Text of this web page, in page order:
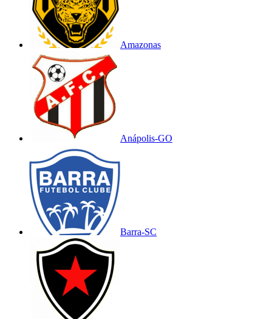
Amazonas
Anápolis-GO
Barra-SC